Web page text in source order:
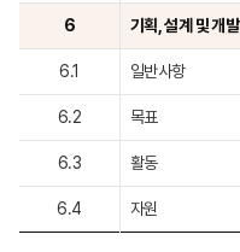
6 기획, 설계 및 개발
6.1 일반사항
6.2 목표
6.3 활동
6.4 자원